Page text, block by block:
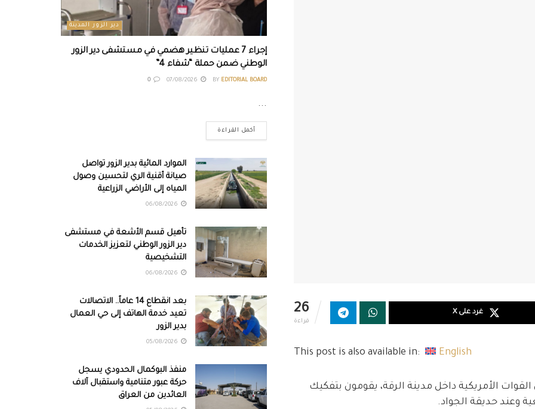
26
قراءة
غرد على X
This post is also available in: English
الأمريكية داخل مدينة الرقة، يقومون بتفكيك
وعند حديقة الجواد.
دير الزور المدينة
إجراء 7 عمليات تنظير هضمي في مستشفى دير الزور
الوطني ضمن حملة “شفاء 4”
BY EDITORIAL BOARD
0
...
أكمل القراءة
الموارد المائية بدير الزور تواصل
صيانة أقنية الري لتحسين وصول
المياه إلى الأراضي الزراعية
تأهيل قسم الأشعة في مستشفى
دير الزور الوطني لتعزيز الخدمات
التشخيصية
بعد انقطاع 14 عاماً.. الاتصالات
تعيد خدمة الهاتف إلى حي العمال
بدير الزور
منفذ البوكمال الحدودي يسجل
حركة عبور متنامية واستقبال آلاف
العائدين من العراق